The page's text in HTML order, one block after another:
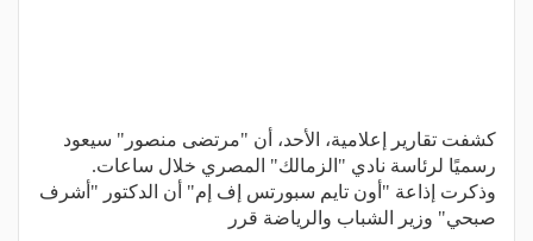
كشفت تقارير إعلامية، الأحد، أن "مرتضى منصور" سيعود
رسميًا لرئاسة نادي "الزمالك" المصري خلال ساعات.
وذكرت إذاعة "أون تايم سبورتس إف إم" أن الدكتور "أشرف
صبحي" وزير الشباب والرياضة قرر